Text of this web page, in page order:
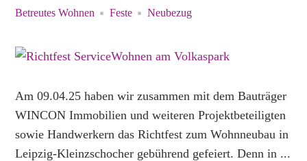
Betreutes Wohnen Feste Neubezug
Am 09.04.25 haben wir zusammen mit dem Bauträger
WINCON Immobilien und weiteren Projektbeteiligten
sowie Handwerkern das Richtfest zum Wohnneubau in
Leipzig-Kleinzschocher gebührend gefeiert. Denn in ...